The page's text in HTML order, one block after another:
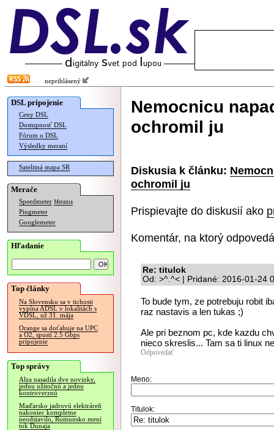
neprihlásený
DSL pripojenie
Ceny DSL
Dostupnosť DSL
Fórum o DSL
Výsledky meraní
Satelitná mapa SR
Merače
Speedmeter Merania
Pingmeter
Googlemeter
Hľadanie
Top články
Na Slovensku sa v tichosti
vypína ADSL v lokalitách s
VDSL, už 31. mája
Orange sa doťahuje na UPC
a O2, spustí 2.5 Gbps
pripojenie
Top správy
Alza nasadila dve novinky,
jednu užitočnú a jednu
kontroverznú
Maďarsko jadrovú elektráreň
nakoniec kompletne
neodstavilo, Rumunsko mení
tok Dunaja
Nemocnicu
ochromil ju
Diskusia k článku:
ochromil ju
Prispievajte do diskusií ako
Komentár, na ktorý
Re: titulok
Od: >^.^< | Pridané: 2016-01-24
To bude tym, ze potrebuju robit
raz nastavis a len tukas ;)
Ale pri beznom pc, kde kazdu
nieco skreslis... Tam sa ti linux
Odpovedať
Meno:
Titulok: